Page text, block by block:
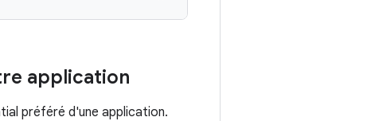
application
préféré d'une application.